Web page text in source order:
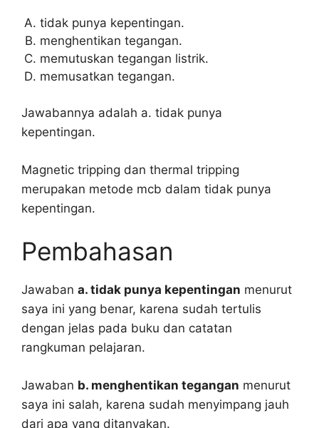
tidak punya kepentingan.
menghentikan tegangan.
memutuskan tegangan listrik.
memusatkan tegangan.
Jawabannya adalah a. tidak punya
kepentingan.
Magnetic tripping dan thermal tripping
merupakan metode mcb dalam tidak punya
kepentingan.
Pembahasan
Jawaban a. tidak punya kepentingan menurut
saya ini yang benar, karena sudah tertulis
dengan jelas pada buku dan catatan
rangkuman pelajaran.
Jawaban b. menghentikan tegangan menurut
saya ini salah, karena sudah menyimpang jauh
dari apa yang ditanyakan.